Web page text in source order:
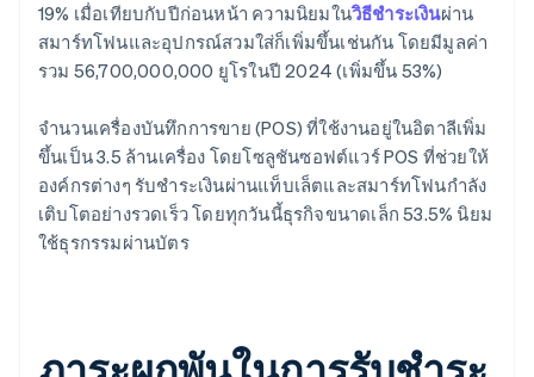
19% เมื่อเทียบกับปีก่อนหน้า ความนิยมในวิธีชำระเงินผ่าน
สมาร์ทโฟนและอุปกรณ์สวมใส่ก็เพิ่มขึ้นเช่นกัน โดยมีมูลค่า
รวม 56,700,000,000 ยูโรในปี 2024 (เพิ่มขึ้น 53%)
จำนวนเครื่องบันทึกการขาย (POS) ที่ใช้งานอยู่ในอิตาลีเพิ่ม
ขึ้นเป็น 3.5 ล้านเครื่อง โดยโซลูชันซอฟต์แวร์ POS ที่ช่วยให้
องค์กรต่างๆ รับชำระเงินผ่านแท็บเล็ตและสมาร์ทโฟนกำลัง
เติบโตอย่างรวดเร็ว โดยทุกวันนี้ธุรกิจขนาดเล็ก 53.5% นิยม
ใช้ธุรกรรมผ่านบัตร